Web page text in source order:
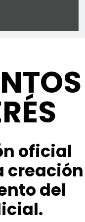
oficial
creación
del